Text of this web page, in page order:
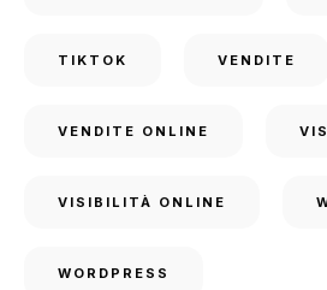
TIKTOK VENDITE
VENDITE ONLINE
VISIBILITÀ ONLINE
WORDPRESS